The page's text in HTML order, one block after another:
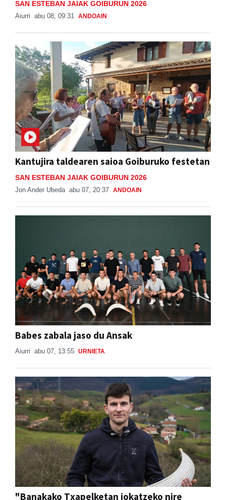
SAN ESTEBAN JAIAK GOIBURUN 2026
Aiurri abu 08, 09:31 ANDOAIN
Kantujira taldearen saioa Goiburuko festetan
SAN ESTEBAN JAIAK GOIBURUN 2026
Jon Ander Ubeda abu 07, 20:37 ANDOAIN
Babes zabala jaso du Ansak
Aiurri abu 07, 13:55 URNIETA
"Banakako Txapelketan jokatzeko nire